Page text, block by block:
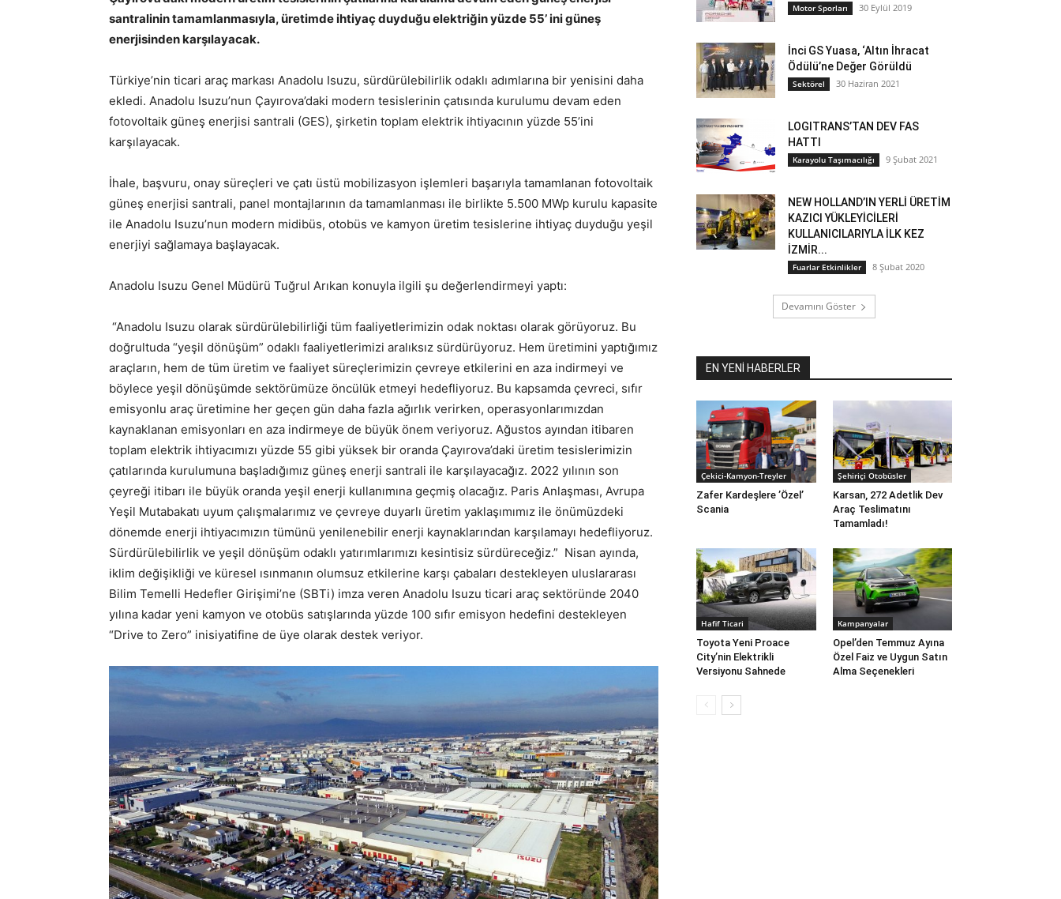
santralinin tamamlanmasıyla, üretimde ihtiyaç duyduğu elektriğin yüzde 55’ ini güneş
enerjisinden karşılayacak.
Türkiye’nin ticari araç markası Anadolu Isuzu, sürdürülebilirlik odaklı adımlarına bir yenisini daha
ekledi. Anadolu Isuzu’nun Çayırova’daki modern tesislerinin çatısında kurulumu devam eden
fotovoltaik güneş enerjisi santrali (GES), şirketin toplam elektrik ihtiyacının yüzde 55’ini
karşılayacak.
İhale, başvuru, onay süreçleri ve çatı üstü mobilizasyon işlemleri başarıyla tamamlanan fotovoltaik
güneş enerjisi santrali, panel montajlarının da tamamlanması ile birlikte 5.500 MWp kurulu kapasite
ile Anadolu Isuzu’nun modern midibüs, otobüs ve kamyon üretim tesislerine ihtiyaç duyduğu yeşil
enerjiyi sağlamaya başlayacak.
Anadolu Isuzu Genel Müdürü Tuğrul Arıkan konuyla ilgili şu değerlendirmeyi yaptı:
“Anadolu Isuzu olarak sürdürülebilirliği tüm faaliyetlerimizin odak noktası olarak görüyoruz. Bu
doğrultuda “yeşil dönüşüm” odaklı faaliyetlerimizi aralıksız sürdürüyoruz. Hem üretimini yaptığımız
araçların, hem de tüm üretim ve faaliyet süreçlerimizin çevreye etkilerini en aza indirmeyi ve
böylece yeşil dönüşümde sektörümüze öncülük etmeyi hedefliyoruz. Bu kapsamda çevreci, sıfır
emisyonlu araç üretimine her geçen gün daha fazla ağırlık verirken, operasyonlarımızdan
kaynaklanan emisyonları en aza indirmeye de büyük önem veriyoruz. Ağustos ayından itibaren
toplam elektrik ihtiyacımızı yüzde 55 gibi yüksek bir oranda Çayırova’daki üretim tesislerimizin
çatılarında kurulumuna başladığımız güneş enerji santrali ile karşılayacağız. 2022 yılının son
çeyreği itibarı ile büyük oranda yeşil enerji kullanımına geçmiş olacağız. Paris Anlaşması, Avrupa
Yeşil Mutabakatı uyum çalışmalarımız ve çevreye duyarlı üretim yaklaşımımız ile önümüzdeki
dönemde enerji ihtiyacımızın tümünü yenilenebilir enerji kaynaklarından karşılamayı hedefliyoruz.
Sürdürülebilirlik ve yeşil dönüşüm odaklı yatırımlarımızı kesintisiz sürdüreceğiz.” Nisan ayında,
iklim değişikliği ve küresel ısınmanın olumsuz etkilerine karşı çabaları destekleyen uluslararası
Bilim Temelli Hedefler Girişimi’ne (SBTi) imza veren Anadolu Isuzu ticari araç sektöründe 2040
yılına kadar yeni kamyon ve otobüs satışlarında yüzde 100 sıfır emisyon hedefini destekleyen
“Drive to Zero” inisiyatifine de üye olarak destek veriyor.
Motor Sporları 30 Eylül 2019
İnci GS Yuasa, ‘Altın İhracat
Ödülü’ne Değer Görüldü
Sektörel 30 Haziran 2021
LOGITRANS’TAN DEV FAS
HATTI
Karayolu Taşımacılığı 9 Şubat 2021
NEW HOLLAND’IN YERLİ ÜRETİM
KAZICI YÜKLEYİCİLERİ
KULLANICILARIYLA İLK KEZ
İZMİR...
Fuarlar Etkinlikler 8 Şubat 2020
Devamını Göster
EN YENİ HABERLER
Çekici-Kamyon-Treyler
Zafer Kardeşlere ’Özel’
Scania
Şehiriçi Otobüsler
Karsan, 272 Adetlik Dev
Araç Teslimatını
Tamamladı!
Hafif Ticari
Toyota Yeni Proace
City’nin Elektrikli
Versiyonu Sahnede
Kampanyalar
Opel’den Temmuz Ayına
Özel Faiz ve Uygun Satın
Alma Seçenekleri